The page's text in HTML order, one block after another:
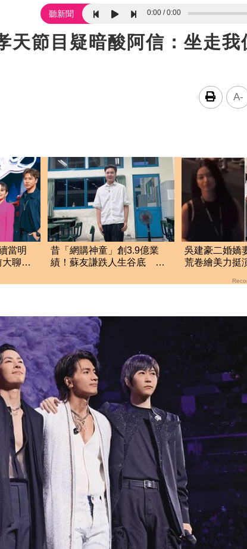
聽新聞 0:00 0:00
天節目疑暗酸阿信：坐走我
A-
當明
聊媽
昔「網購神童」創3.9億業
績！蘇友謙跌人生谷底 日
吳建豪二婚嬌
荒卷繪美力挺